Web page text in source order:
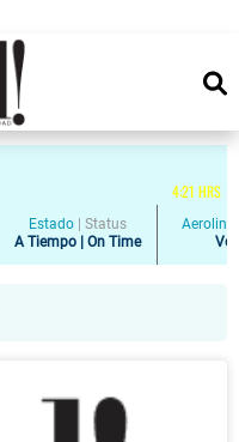
4:21 HRS
Estado
Status
A Tiempo | On Time